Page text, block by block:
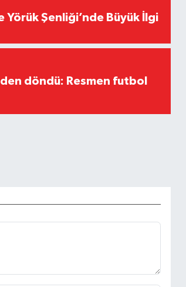
Yörük Şenliği’nde Büyük İlgi
döndü: Resmen futbol